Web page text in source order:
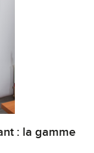
: la gamme